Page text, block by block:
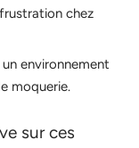
chez
environnement
moquerie.
sur ces